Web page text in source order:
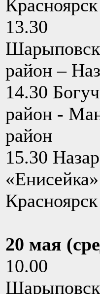
Красноярск
13.30
район –
14.30
район -
район
15.30
«Енисейка»
Красноярск
20 мая
10.00